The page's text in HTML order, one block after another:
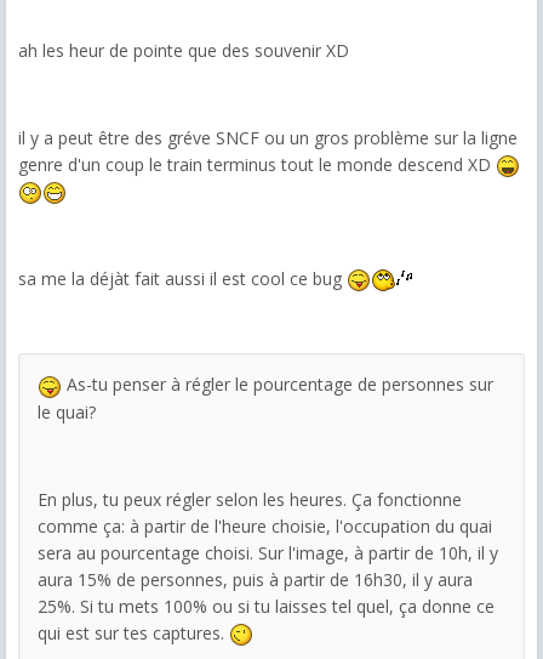
ah les heur de pointe que des souvenir XD
il y a peut être des gréve SNCF ou un gros problème sur la ligne
genre d'un coup le train terminus tout le monde descend XD
sa me la déjàt fait aussi il est cool ce bug
As-tu penser à régler le pourcentage de personnes sur
le quai?
En plus, tu peux régler selon les heures. Ça fonctionne
comme ça: à partir de l'heure choisie, l'occupation du quai
sera au pourcentage choisi. Sur l'image, à partir de 10h, il y
aura 15% de personnes, puis à partir de 16h30, il y aura
25%. Si tu mets 100% ou si tu laisses tel quel, ça donne ce
qui est sur tes captures.